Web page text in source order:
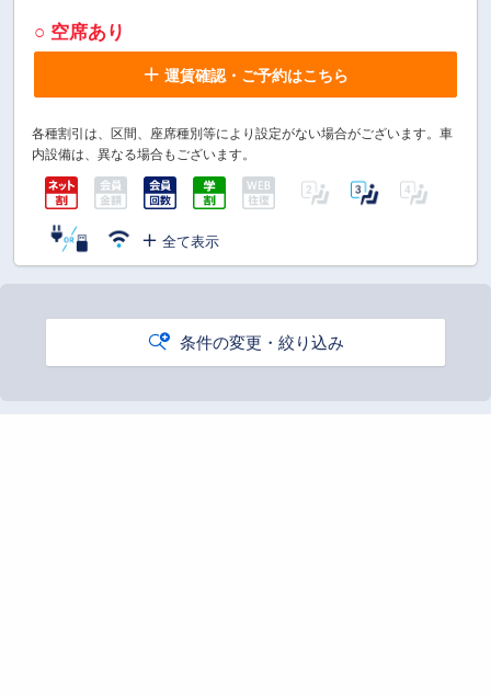
○ 空席あり
運賃確認・ご予約はこちら
各種割引は、区間、座席種別等により設定がない場合がございます。車
内設備は、異なる場合もございます。
全て表示
条件の変更・絞り込み